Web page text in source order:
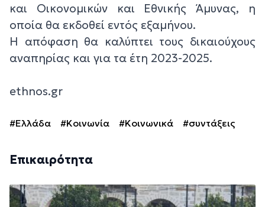
και Οικονομικών και Εθνικής Άμυνας, η
οποία θα εκδοθεί εντός εξαμήνου.
Η απόφαση θα καλύπτει τους δικαιούχους
αναπηρίας και για τα έτη 2023-2025.
ethnos.gr
#Ελλάδα #Κοινωνία #Κοινωνικά #συντάξεις
Επικαιρότητα